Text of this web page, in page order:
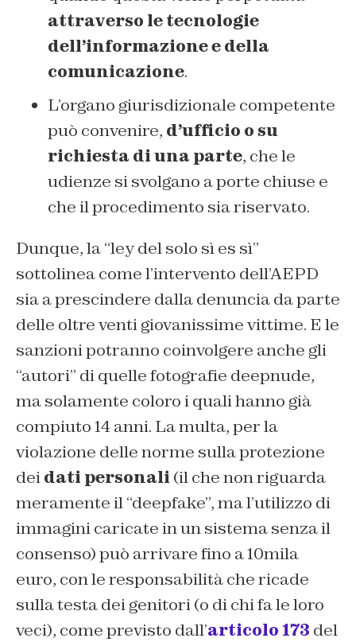
attraverso le tecnologie
dell’informazione e della
comunicazione.
L’organo giurisdizionale competente
può convenire, d’ufficio o su
richiesta di una parte, che le
udienze si svolgano a porte chiuse e
che il procedimento sia riservato.
Dunque, la “ley del solo sì es sì”
sottolinea come l’intervento dell’AEPD
sia a prescindere dalla denuncia da parte
delle oltre venti giovanissime vittime. E le
sanzioni potranno coinvolgere anche gli
“autori” di quelle fotografie deepnude,
ma solamente coloro i quali hanno già
compiuto 14 anni. La multa, per la
violazione delle norme sulla protezione
deidati personali (il che non riguarda
meramente il “deepfake”, ma l’utilizzo di
immagini caricate in un sistema senza il
consenso) può arrivare fino a 10mila
euro, con le responsabilità che ricade
sulla testa dei genitori (o di chi fa le loro
veci), come previsto dall’articolo 173 del